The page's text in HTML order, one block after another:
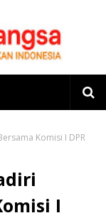
Komisi I DPR
I